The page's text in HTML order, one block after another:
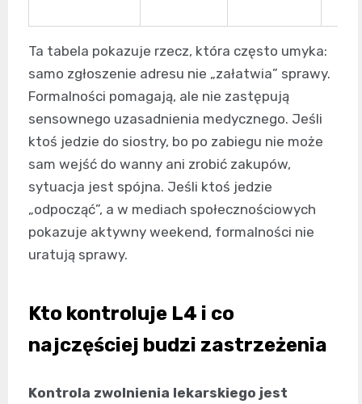
Ta tabela pokazuje rzecz, która często umyka:
samo zgłoszenie adresu nie „załatwia” sprawy.
Formalności pomagają, ale nie zastępują
sensownego uzasadnienia medycznego. Jeśli
ktoś jedzie do siostry, bo po zabiegu nie może
sam wejść do wanny ani zrobić zakupów,
sytuacja jest spójna. Jeśli ktoś jedzie
„odpocząć”, a w mediach społecznościowych
pokazuje aktywny weekend, formalności nie
uratują sprawy.
Kto kontroluje L4 i co
najczęściej budzi zastrzeżenia
Kontrola zwolnienia lekarskiego jest